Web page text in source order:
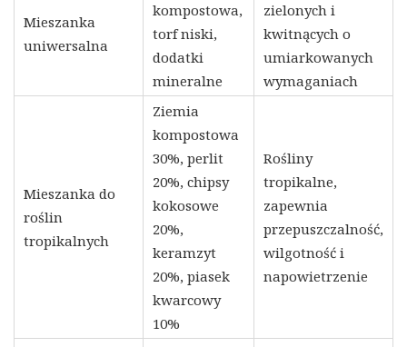
Mieszanka
uniwersalna
kompostowa,
torf niski,
dodatki
mineralne
zielonych i
kwitnących o
umiarkowanych
wymaganiach
Mieszanka do
roślin
tropikalnych
Ziemia
kompostowa
30%, perlit
20%, chipsy
kokosowe
20%,
keramzyt
20%, piasek
kwarcowy
10%
Rośliny
tropikalne,
zapewnia
przepuszczalność,
wilgotność i
napowietrzenie